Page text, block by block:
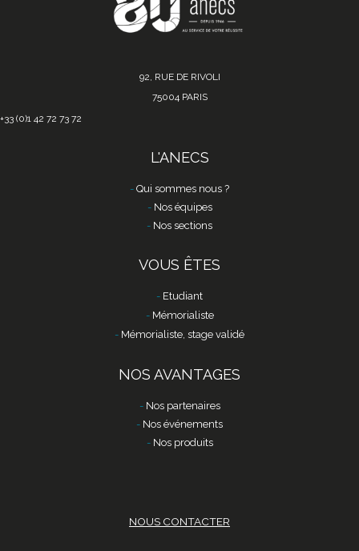
92, RUE DE RIVOLI
75004 PARIS
+33 (0)1 42 72 73 72
L'ANECS
Qui sommes nous ?
Nos équipes
Nos sections
VOUS ÊTES
Etudiant
Mémorialiste
Mémorialiste, stage validé
NOS AVANTAGES
Nos partenaires
Nos événements
Nos produits
NOUS CONTACTER